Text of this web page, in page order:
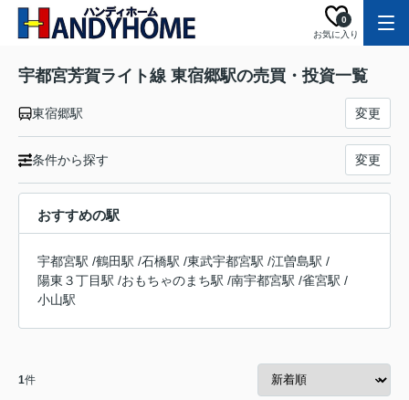
お気に入り
0
宇都宮芳賀ライト線 東宿郷駅の売買・投資一覧
東宿郷駅 変更
条件から探す 変更
おすすめの駅
宇都宮駅 /鶴田駅 /石橋駅 /東武宇都宮駅 /江曽島駅 /
陽東３丁目駅 /おもちゃのまち駅 /南宇都宮駅 /雀宮駅 /
小山駅
1件